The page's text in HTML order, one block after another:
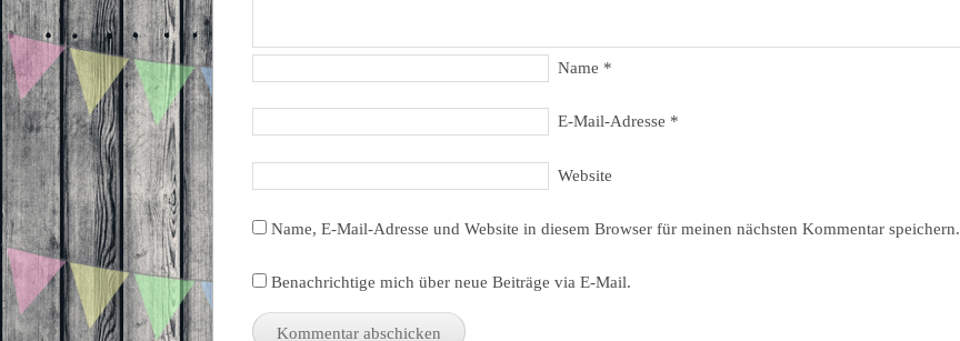
Name *
E-Mail-Adresse *
Website
Name, E-Mail-Adresse und Website in diesem Browser für meinen nächsten Kommentar speichern.
Benachrichtige mich über neue Beiträge via E-Mail.